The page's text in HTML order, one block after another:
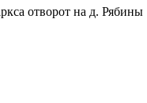
отворот на д.